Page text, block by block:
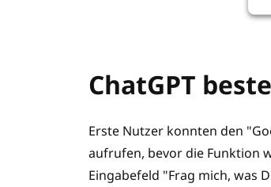
ChatGPT
Erste Nutzer konnten den
aufrufen, bevor die Funktion
Eingabefeld "Frag mich, was